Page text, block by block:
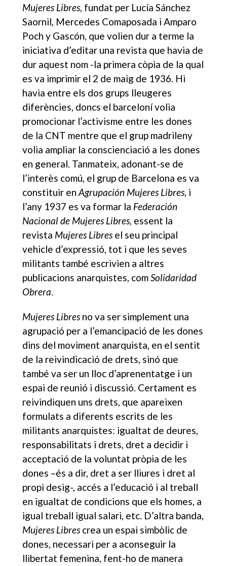
Mujeres Libres, fundat per Lucía Sánchez
Saornil, Mercedes Comaposada i Amparo
Poch y Gascón, que volien dur a terme la
iniciativa d’editar una revista que havia de
dur aquest nom -la primera còpia de la qual
es va imprimir el 2 de maig de 1936. Hi
havia entre els dos grups lleugeres
diferències, doncs el barceloní volia
promocionar l’activisme entre les dones
de la CNT mentre que el grup madrileny
volia ampliar la conscienciació a les dones
en general. Tanmateix, adonant-se de
l’interès comú, el grup de Barcelona es va
constituir enAgrupación Mujeres Libres, i
l’any 1937 es va formar la Federación
Nacional de Mujeres Libres, essent la
revista Mujeres Libresel seu principal
vehicle d’expressió, tot i que les seves
militants també escrivien a altres
publicacions anarquistes, comSolidaridad
Obrera.
Mujeres Libresno va ser simplement una
agrupació per a l’emancipació de les dones
dins del moviment anarquista, en el sentit
de la reivindicació de drets, sinó que
també va ser un lloc d’aprenentatge i un
espai de reunió i discussió. Certament es
reivindiquen uns drets, que apareixen
formulats a diferents escrits de les
militants anarquistes: igualtat de deures,
responsabilitats i drets, dret a decidir i
acceptació de la voluntat pròpia de les
dones –és a dir, dret a ser lliures i dret al
propi desig-, accés a l’educació i al treball
en igualtat de condicions que els homes, a
igual treball igual salari, etc. D’altra banda,
Mujeres Librescrea un espai simbòlic de
dones, necessari per a aconseguir la
llibertat femenina, fent-ho de manera